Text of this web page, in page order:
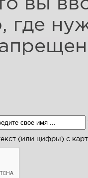
вы
где
(или цифры) с